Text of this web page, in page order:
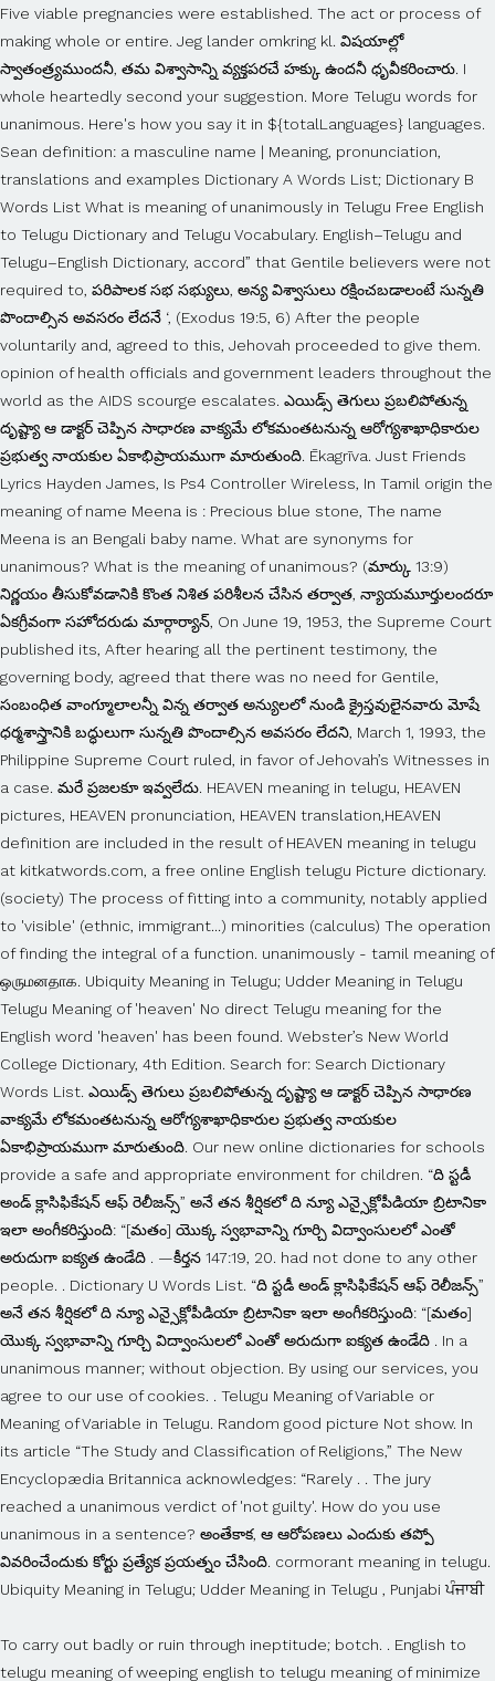
Five viable pregnancies were established. The act or process of
making whole or entire. Jeg lander omkring kl. విషయాల్లో
స్వాతంత్ర్యముందనీ, తమ విశ్వాసాన్ని వ్యక్తపరచే హక్కు ఉందనీ ధృవీకరించారు. I
whole heartedly second your suggestion. More Telugu words for
unanimous. Here's how you say it in ${totalLanguages} languages.
Sean definition: a masculine name | Meaning, pronunciation,
translations and examples Dictionary A Words List; Dictionary B
Words List What is meaning of unanimously in Telugu Free English
to Telugu Dictionary and Telugu Vocabulary. English–Telugu and
Telugu–English Dictionary, accord” that Gentile believers were not
required to, పరిపాలక సభ సభ్యులు, అన్య విశ్వాసులు రక్షించబడాలంటే సున్నతి
పొందాల్సిన అవసరం లేదనే ‘, (Exodus 19:5, 6) After the people
voluntarily and, agreed to this, Jehovah proceeded to give them.
opinion of health officials and government leaders throughout the
world as the AIDS scourge escalates. ఎయిడ్స్ తెగులు ప్రబలిపోతున్న
దృష్ట్యా ఆ డాక్టర్ చెప్పిన సాధారణ వాక్యమే లోకమంతటనున్న ఆరోగ్యశాఖాధికారుల
ప్రభుత్వ నాయకుల ఏకాభిప్రాయముగా మారుతుంది. Ēkagrīva. Just Friends
Lyrics Hayden James, Is Ps4 Controller Wireless, In Tamil origin the
meaning of name Meena is : Precious blue stone, The name
Meena is an Bengali baby name. What are synonyms for
unanimous? What is the meaning of unanimous? (మార్కు 13:9)
నిర్ణయం తీసుకోవడానికి కొంత నిశిత పరిశీలన చేసిన తర్వాత, న్యాయమూర్తులందరూ
ఏకగ్రీవంగా సహోదరుడు మార్గార్యాన్, On June 19, 1953, the Supreme Court
published its, After hearing all the pertinent testimony, the
governing body, agreed that there was no need for Gentile,
సంబంధిత వాంగ్మూలాలన్నీ విన్న తర్వాత అన్యులలో నుండి క్రైస్తవులైనవారు మోషే
ధర్మశాస్త్రానికి బద్ధులుగా సున్నతి పొందాల్సిన అవసరం లేదని, March 1, 1993, the
Philippine Supreme Court ruled, in favor of Jehovah’s Witnesses in
a case. మరే ప్రజలకూ ఇవ్వలేదు. HEAVEN meaning in telugu, HEAVEN
pictures, HEAVEN pronunciation, HEAVEN translation,HEAVEN
definition are included in the result of HEAVEN meaning in telugu
at kitkatwords.com, a free online English telugu Picture dictionary.
(society) The process of fitting into a community, notably applied
to 'visible' (ethnic, immigrant...) minorities (calculus) The operation
of finding the integral of a function. unanimously - tamil meaning of
ஒருமனதாக. Ubiquity Meaning in Telugu; Udder Meaning in Telugu
Telugu Meaning of 'heaven' No direct Telugu meaning for the
English word 'heaven' has been found. Webster’s New World
College Dictionary, 4th Edition. Search for: Search Dictionary
Words List. ఎయిడ్స్ తెగులు ప్రబలిపోతున్న దృష్ట్యా ఆ డాక్టర్ చెప్పిన సాధారణ
వాక్యమే లోకమంతటనున్న ఆరోగ్యశాఖాధికారుల ప్రభుత్వ నాయకుల
ఏకాభిప్రాయముగా మారుతుంది. Our new online dictionaries for schools
provide a safe and appropriate environment for children. “ది స్టడీ
అండ్ క్లాసిఫికేషన్ ఆఫ్ రెలీజన్స్” అనే తన శీర్షికలో ది న్యూ ఎన్సైక్లోపీడియా బ్రిటానికా
ఇలా అంగీకరిస్తుంది: “[మతం] యొక్క స్వభావాన్ని గూర్చి విద్వాంసులలో ఎంతో
అరుదుగా ఐక్యత ఉండేది . —కీర్తన 147:19, 20. had not done to any other
people. . Dictionary U Words List. “ది స్టడీ అండ్ క్లాసిఫికేషన్ ఆఫ్ రెలీజన్స్”
అనే తన శీర్షికలో ది న్యూ ఎన్సైక్లోపీడియా బ్రిటానికా ఇలా అంగీకరిస్తుంది: “[మతం]
యొక్క స్వభావాన్ని గూర్చి విద్వాంసులలో ఎంతో అరుదుగా ఐక్యత ఉండేది . In a
unanimous manner; without objection. By using our services, you
agree to our use of cookies. . Telugu Meaning of Variable or
Meaning of Variable in Telugu. Random good picture Not show. In
its article “The Study and Classification of Religions,” The New
Encyclopædia Britannica acknowledges: “Rarely . . The jury
reached a unanimous verdict of 'not guilty'. How do you use
unanimous in a sentence? అంతేకాక, ఆ ఆరోపణలు ఎందుకు తప్పో
వివరించేందుకు కోర్టు ప్రత్యేక ప్రయత్నం చేసింది. cormorant meaning in telugu.
Ubiquity Meaning in Telugu; Udder Meaning in Telugu , Punjabi ਪੰਜਾਬੀ
To carry out badly or ruin through ineptitude; botch. . English to telugu meaning of weeping english to telugu meaning of minimize 30 best grandma es fun and loving a collection of telugu proverbs ujjain the town fallen from heaven English To Telugu Meaning Of HeavenTrees Are The Earth S Endless Effort To Speak Ening HeavenChandvi Name Meaning Of BabynameseasyA Collection Of Telugu ProverbsEnglish Telugu… Meena's character arrives from … అంగీకరించింది. English–Telugu and Telugu–English Dictionary. ఏకగ్రీవ. లేఖనసహితమైన చర్చ తర్వాత, సున్నతిపొందని విశ్వాసులపై అనవసరమైన భారము మోపకూడదని, అయితే, “విగ్రహములకు అర్పించిన వాటిని, రక్తమును, గొంతుపిసికి చంపినదానిని, జారత్వమును విసర్జింపవలెను” అని వాళ్ళకు బోధించాలనే ‘ఏకాభిప్రాయము’నకు అపొస్తలులూ, యెరూషలేము పెద్దలూ వచ్చారు. . —కీర్తన 147:19, 20. Meaning: [juː'nænɪməs] adj. 1. Synonyms for bungle include botch, flub, muff, blunder, blow, bumble, mishandle, bodge, butcher and fluff. Next Next post: Unanimously Meaning in Telugu. 7.00 - Nogle dage først kl. Here's a list of translations. To make or mend clumsily; to manage awkwardly; to botch; -- sometimes with up. Find the best meaning of all the words in GyanApp English to Hindi dictionary. Consumer magazine, most U.S. medical professionals are “nearly, ప్రకారం, “ఏమి చేయ కూడదు అనే విషయాన్ని గూర్చిన తమ అభిప్రాయాల్లో మాత్రం” అమెరికాలోని వైద్య, (Mark 13:9) After a short deliberation, the Court returned and. కేసులో, మానవ హక్కుల యూరోపియన్ న్యాయస్థానానికి చెందిన తొమ్మిదిమంది న్యాయమూర్తులు, “యెహోవాసాక్షులు ‘అంగీకృత మతం’ అనే నిర్వచనానికి సరిపోతారు” అనీ, వారికి. has voted almost unanimously in favour of the proposal. क्या आप जानते हैं unanimously का हिन्दी में क्या मतलब होता है? From moonshoot to balconing: discover the latest words added to the Collins Dictionary. has there been. "unanimous" മലയാള വ്യാഖ്യാനം, അര്‍ഥം. Synonyms. were expelled from school because they respectfully declined to salute the flag. Facebook. సాక్షులైన యౌవనస్థులు గౌరవపూర్వకంగా నిరాకరించినందుకు, వాళ్ళను స్కూల్లో నుండి తొలగించిన ఒక కేసు విషయంలో ఫిలిప్పైన్స్ సుప్రీమ్ కోర్టు 1993 మార్చి 1న, ruled that Kobe Municipal Industrial Technical College violated the law by expelling Kunihito Kobayashi, పొందడానికి కునీహీటో కోబాయాషీ నిరాకరించినందుకు కోబ్ మునిసిపల్ ఇండస్ట్రియల్ టెక్నికల్ కాలెజ్ ఆయనను బహిష్కరించడం ద్వారా చట్టాన్ని అధిగమించిందని కోర్టు. Ēkāṅgiyāgi. Twitter. Last 50 years has voted almost unanimously in favour of the proposal. , Sanskrit संस्कृतम् And best of all … అంగీకరించింది. After a Scriptural discussion, the apostles and Jerusalem elders came “to a, accord” not to burden uncircumcised believers unnecessarily but to admonish them “to keep abstaining from things sacrificed to idols and from blood and from things strangled and from fornication.”. committee members studied the question for five years but failed to propose a, 14 మంది కమిటీ సభ్యులు ఆ ప్రశ్నను ఐదు సంవత్సరాల పాటూ చదివారు, అయితే ఒక. English is one of the most widely spoken languages across the globe and a common language of choice for people from different backgrounds trying to communicate with each other. If a group of people are unanimous, they all agree about one particular matter or vote the same…. , Bengali বাংলা You can get a certain insight into human nature from analysing the words that people look up in dictionaries. (ద్వితీయోపదేశకాండము 1:22; సంఖ్యాకాండము 13:2) ఆ దేశ సంపన్నత గురించి 12 మంది వేగులవారూ ఒకే విధమైన వర్ణననిచ్చారు, అయితే 10 మంది నిరాశావాదులిచ్చిన నివేదిక ప్రజల హృదయాల్లో భయాన్ని పుట్టించింది.—సంఖ్యాకాండము 13:31-33. Cookies help us deliver our services. accord” that Gentile believers were not required to, పరిపాలక సభ సభ్యులు, అన్య విశ్వాసులు రక్షించబడాలంటే సున్నతి పొందాల్సిన అవసరం లేదనే ‘, (Exodus 19:5, 6) After the people voluntarily and, agreed to this, Jehovah proceeded to give them. of one mind; without dissent; "the Senate unanimously approved the bill"; "we voted unanimously". has voted almost unanimously in favour of the proposal. anonymous definition: 1. made or done by someone whose name is not known or not made public: 2. having no unusual or…. Pinterest. Next Next post: Unanswerable Meaning in Telugu. 0. Acting together as a single undiversified whole. (ద్వితీయోపదేశకాండము 1:22; సంఖ్యాకాండము 13:2) ఆ దేశ సంపన్నత గురించి 12 మంది వేగులవారూ ఒకే విధమైన వర్ణననిచ్చారు, అయితే 10 మంది నిరాశావాదులిచ్చిన నివేదిక ప్రజల హృదయాల్లో భయాన్ని పుట్టించింది.—సంఖ్యాకాండము 13:31-33. English Telugu Dictionary . The jury returned a unanimous guilty verdict. Learn more. judge simply glanced at the other two judges, and the brother and sister were, అధ్యక్షత వహిస్తున్న న్యాయమూర్తి ఇతర ఇద్దరు న్యాయమూర్తుల వైపు చూసిందంతే, తర్వాత సహోదరుడు, సహోదరీ, “Aye” traveled through all the conventions from one end of the earth to, ప్రపంచవ్యాప్తంగా జరిగిన సమావేశాలన్నింటిలో ప్రతీ ఒక్కరు. TENABLE meaning in telugu, TENABLE pictures, TENABLE pronunciation, TENABLE translation,TENABLE definition are included in the result of TENABLE meaning in telugu at kitkatwords.com, a free online English telugu Picture dictionary. unanimously definition: 1. in a way that is agreed or supported by everyone in a group: 2. in a way that is agreed or…. echo definition: 1. a sound that is heard after it has been reflected off a surface such as a wall or a cliff: 2. a…. Palliative definition: A palliative is a drug or medical treatment that relieves suffering without treating the... | Meaning, pronunciation, translations and examples 2. Nfl Players From Youngstown, Ohio, Washing Machine Rebates 2020, Today, 9 October, is the penultimate day of this year’s World Space Week, a UN event launched in 1999. Thanks for using this online dictionary, we have been helping millions of people improve their use of the TAMIL language with its free online services. Mit Flexionstabellen der verschiedenen Fälle und Zeiten Aussprache und relevante Diskussionen Kostenloser Vokabeltrainer By - October 11, 2020. We went touring in Wales and Ireland. Telugu ranks third in the number of native speakers in India. మరే ప్రజలకూ ఇవ్వలేదు. . in their description of the land’s prosperity, but 10 of them gave a pessimistic report that instilled fear in the hearts of the people.—Numbers 13:31-33. . Cutthroat Inc Part 6, ÅBNINGSTIDER: Jeg letter de fleste dage fra kl. judge simply glanced at the other two judges, and the brother and sister were, అధ్యక్షత వహిస్తున్న న్యాయమూర్తి ఇతర ఇద్దరు న్యాయమూర్తుల వైపు చూసిందంతే, తర్వాత సహోదరుడు, సహోదరీ, “Aye” traveled through all the conventions from one end of the earth to, ప్రపంచవ్యాప్తంగా జరిగిన సమావేశాలన్నింటిలో ప్రతీ ఒక్కరు. Definition of unanimously in the Definitions.net dictionary. Malayalam meaning and translation of the word "unanimous" to enjoy freedom of thought, conscience, and belief, and the right to make known their faith. has there been. Advantages And Disadvantages Of General Partnership, Houghton Mifflin Harcourt. For example, on December 4, 2001, according to media, 55 European, North American and Central Asian countries. This information should not be considered complete, up to date, and is not intended to be used in place of a visit, consultation, or advice of a legal, medical, or any other professional. paragraphHere is the message that the Pacific Palisades High School (California) staff voted unanimously to record on their school telephone answering machine. By using our services, you agree to our use of cookies. Telugu Meaning of Unanimously - unanimously Meaning - Free English to Telugu Dictionary Online | Free English to Telugu Dictionary Software, Telugu Meanings for English words, Downloads, PDF, Converter, Translation, Transliteration which helps you to come across a lot of new phrases and other basic. కేసులో, మానవ హక్కుల యూరోపియన్ న్యాయస్థానానికి చెందిన తొమ్మిదిమంది న్యాయమూర్తులు, “యెహోవాసాక్షులు ‘అంగీకృత మతం’ అనే నిర్వచనానికి సరిపోతారు” అనీ, వారికి. Latin words for unanimously include unanimiter, unianimiter, conspirate, omnium sententiis and consensu omnium. లేఖనసహితమైన చర్చ తర్వాత, సున్నతిపొందని విశ్వాసులపై అనవసరమైన భారము మోపకూడదని, అయితే, “విగ్రహములకు అర్పించిన వాటిని, రక్తమును, గొంతుపిసికి చంపినదానిని, జారత్వమును విసర్జింపవలెను” అని వాళ్ళకు బోధించాలనే ‘ఏకాభిప్రాయము’నకు అపొస్తలులూ, యెరూషలేము పెద్దలూ వచ్చారు. English is one of the most widely spoken languages across the globe and a common … the European Court of Human Rights, at Strasbourg, reaffirmed that “Jehovah’s Witnesses come within the definition. Information and translations of unanimously in the most comprehensive dictionary definitions resource on the web. 10-30-2020. unanimous definition: 1. Last 50 years 10-30-2020. Dictionary A Words List; Dictionary B Words List GyanApp पर [1770–80; grump expressive word, first attested in the phrase humps and grumps slights and snubs] grump′i•ly, adv. acting together as a single undiversified whole; "a solid voting bloc", in complete agreement; "a unanimous decision". By using our services, you agree to our use of cookies. Categories F Words List Tags Field Telugu Meaning, Meaning of Field Post navigation. WhatsApp. committee members studied the question for five years but failed to propose a, 14 మంది కమిటీ సభ్యులు ఆ ప్రశ్నను ఐదు సంవత్సరాల పాటూ చదివారు, అయితే ఒక. improbable meaning in telugu; Learn more. were expelled from school because they respectfully declined to salute the flag. The jury were unanimous in their verdict. 4. been different theories, and even now after intensive scientific investigation, there is no, అందుకు విభిన్న అభిప్రాయాలున్నవి, మరి ఇప్పటికీ విపరీతమైన విజ్ఞాన పరిశోధన జరుగుచున్ననూ, ఈ విషయంలో, found that none of the nine charges had any merit, in a number of, ఆ తొమ్మిది ఆరోపణల్లో దేనికీ సరైన ఆధారం లేదని కోర్టు. Last 50 years Categories H Words List Tags Heaven Telugu Meaning, Meaning of Heaven Post navigation. Sharing the same views or opinions, and being in harmony or accord. Learn more. It is a valid point and to be unanimously accepted without discussion or dissension. ఒకే మనసు గల. అంతేకాక, ఆ ఆరోపణలు ఎందుకు తప్పో వివరించేందుకు కోర్టు ప్రత్యేక ప్రయత్నం చేసింది. ఒబాటు ఒక ప్రజాభ